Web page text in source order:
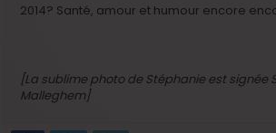
2014? Santé, amour et humour encore
[La sublime photo de Stéphanie est signée
Malleghem]